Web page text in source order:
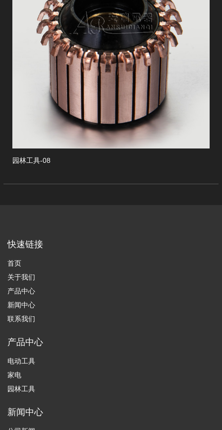
快速链接
首页
关于我们
产品中心
新闻中心
联系我们
产品中心
电动工具
家电
园林工具
新闻中心